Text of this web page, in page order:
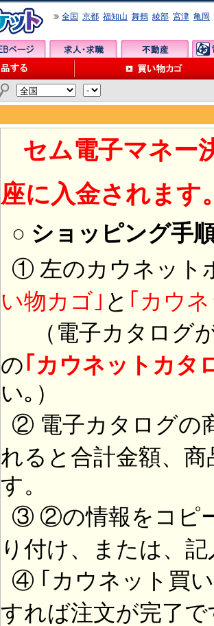
全国 京都 福知山 舞鶴 綾部 宮津 亀岡
セム電子マネー
座に入金されます
○ ショッピング手
① 左のカウネット
い物カゴ｣ と ｢カウ
（電子カタログ
の｢カウネットカタ
い｡）
② 電子カタログの
れると合計金額、
す。
③ ②の情報をコピ
り付け、または、
④ ｢カウネット買
すれば注文が完了で